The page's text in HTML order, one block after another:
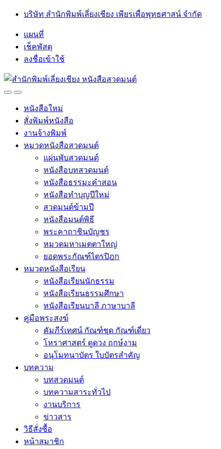
Skip
navigation
Skip
บริษัท สำนักพิมพ์เลี่ยงเชียง เพียรเพื่อพุทธศาสน์ จำกัด
แผนที่
เช็คพัสดุ
ลงชื่อเข้าใช้
OpenClose
หนังสือใหม่
สั่งพิมพ์หนังสือ
งานจ้างพิมพ์
หมวดหนังสือสวดมนต์
แผ่นพับสวดมนต์
หนังสือบทสวดมนต์
หนังสือธรรมะคำสอน
หนังสือทำบุญปีใหม่
สวดมนต์ข้ามปี
หนังสือมนต์พิธี
พระคาถาชินบัญชร
หมวดมหาเมตตาใหญ่
ยอดพระกัณฑ์ไตรปิฎก
หมวดหนังสือเรียน
หนังสือเรียนนักธรรม
หนังสือเรียนธรรมศึกษา
หนังสือเรียนบาลี ภาษาบาลี
คู่มือพระสงฆ์
คัมภีร์เทศน์ กัณฑ์ชุด กัณฑ์เดี่ยว
โหราศาสตร์ ดูดวง ฤกษ์งาม
อนุโมทนาบัตร ใบบัตรสำคัญ
บทความ
บทสวดมนต์
บทความสาระทั่วไป
งานบริการ
ข่าวสาร
วิธีสั่งซื้อ
หน้าสมาชิก